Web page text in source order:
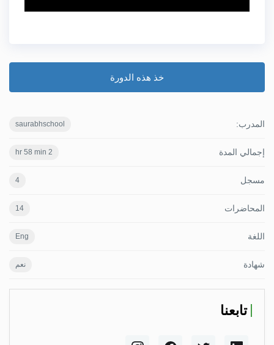
خذ هذه الدورة
المدرب: saurabhschool
إجمالي المدة 2 hr 58 min
مسجل 4
المحاضرات 14
اللغة Eng
شهادة نعم
تابعنا